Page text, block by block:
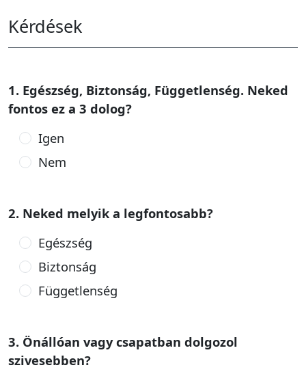
Kérdések
1. Egészség, Biztonság, Függetlenség. Neked
fontos ez a 3 dolog?
Igen
Nem
2. Neked melyik a legfontosabb?
Egészség
Biztonság
Függetlenség
3. Önállóan vagy csapatban dolgozol
szivesebben?